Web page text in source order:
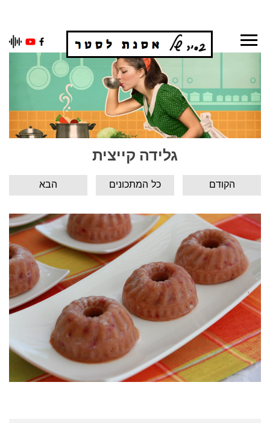
Skip
גלידה קייצית
הבא כל המתכונים הקודם